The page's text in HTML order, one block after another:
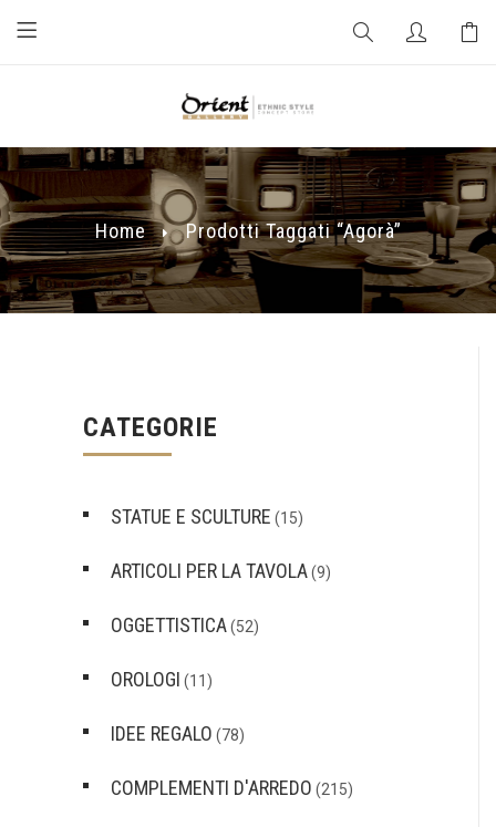
Home Prodotti Taggati “agorà”
CATEGORIE
STATUE E SCULTURE (15)
ARTICOLI PER LA TAVOLA(9)
OGGETTISTICA(52)
OROLOGI (11)
IDEE REGALO (78)
COMPLEMENTI D'ARREDO (215)